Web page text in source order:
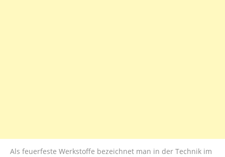
Als feuerfeste Werkstoffe bezeichnet man in der Technik im